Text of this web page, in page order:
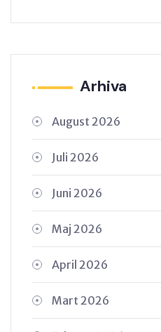
Arhiva
August 2026
Juli 2026
Juni 2026
Maj 2026
April 2026
Mart 2026